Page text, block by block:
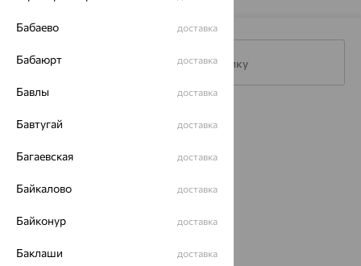
Подписаться на рассылку
Каталог
Акции
Магазины
Бабаево доставка
Бабаюрт доставка
Бавлы доставка
Бавтугай доставка
Багаевская доставка
Байкалово доставка
Байконур доставка
Баклаши доставка